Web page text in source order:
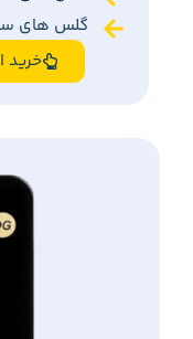
گلس های
خرید